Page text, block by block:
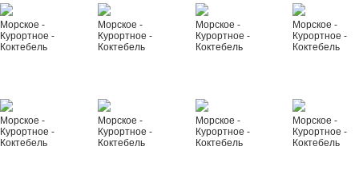
Морское -
Курортное -
Коктебель
Морское -
Курортное -
Коктебель
Морское -
Курортное -
Коктебель
Морское -
Курортное -
Коктебель
Морское -
Курортное -
Коктебель
Морское -
Курортное -
Коктебель
Морское -
Курортное -
Коктебель
Морское -
Курортное -
Коктебель